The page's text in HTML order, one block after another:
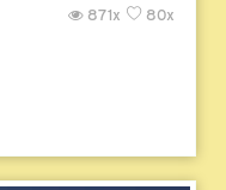
80x
871x